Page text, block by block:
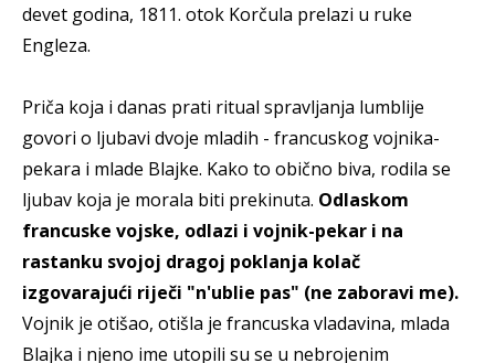
devet godina, 1811. otok Korčula prelazi u ruke
Engleza.
Priča koja i danas prati ritual spravljanja lumblije
govori o ljubavi dvoje mladih - francuskog vojnika-
pekara i mlade Blajke. Kako to obično biva, rodila se
ljubav koja je morala biti prekinuta. Odlaskom
francuske vojske, odlazi i vojnik-pekar i na
rastanku svojoj dragoj poklanja kolač
izgovarajući riječi "n'ublie pas" (ne zaboravi me).
Vojnik je otišao, otišla je francuska vladavina, mlada
Blajka i njeno ime utopili su se u nebrojenim